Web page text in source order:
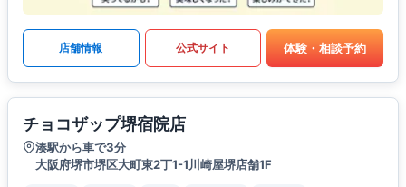
店舗情報 公式サイト 体験・相談予約
チョコザップ堺宿院店
湊駅から車で3分
大阪府堺市堺区大町東2丁1-1川崎屋堺店舗1F